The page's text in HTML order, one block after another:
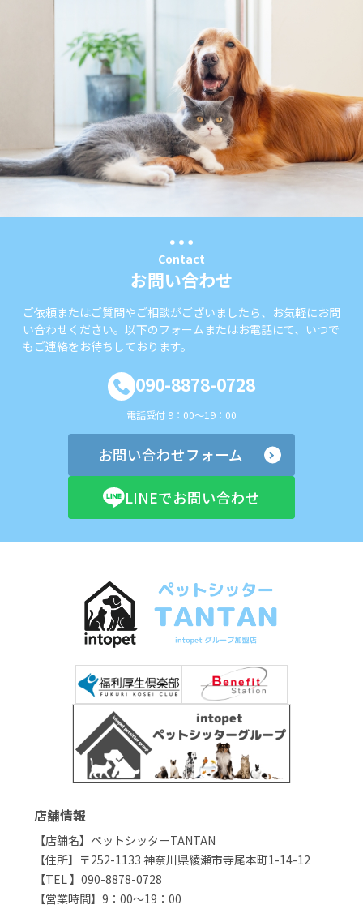
Contact
お問い合わせ
ご依頼またはご質問やご相談がございましたら、お気軽にお問
い合わせください。以下のフォームまたはお電話にて、いつで
もご連絡をお待ちしております。
090-8878-0728
電話受付 9：00～19：00
お問い合わせフォーム
LINEでお問い合わせ
店舗情報
【店舗名】ペットシッターTANTAN
【住所】〒252-1133 神奈川県綾瀬市寺尾本町1-14-12
【TEL 】090-8878-0728
【営業時間】9：00～19：00